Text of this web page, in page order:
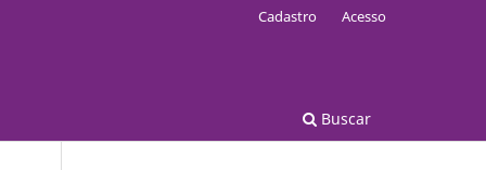
Buscar
Cadastro Acesso